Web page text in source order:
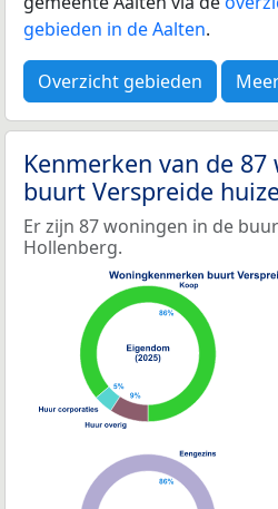
gebieden in de Aalten.
Overzicht gebieden
Kenmerken van de
buurt Verspreide
Er zijn 87 woningen in de
Hollenberg.